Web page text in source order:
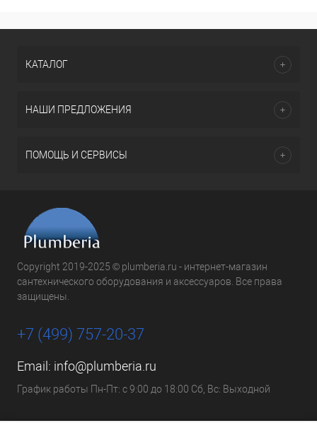
КАТАЛОГ
НАШИ ПРЕДЛОЖЕНИЯ
ПОМОЩЬ И СЕРВИСЫ
Copyright 2019-2025 © plumberia.ru - интернет-магазин
сантехнического оборудования и аксессуаров. Все права
защищены.
+7 (499) 757-20-37
Email: info@plumberia.ru
График работы Пн-Пт: с 9:00 до 18:00 Сб, Вс: Выходной